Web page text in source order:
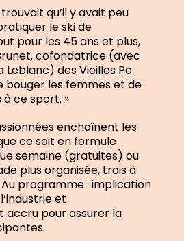
qu’il y avait peu
le ski de
pour les 45 ans et plus,
cofondatrice (avec
Leblanc) desVieilles Po.
bouger les femmes et de
ce sport. »
enchaînent les
ce soit en formule
semaine (gratuites) ou
plus organisée, trois à
programme : implication
et
pour assurer la